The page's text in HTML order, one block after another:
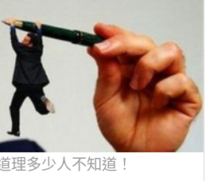
理多少人不知道！